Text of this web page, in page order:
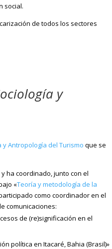
social.
de todos los sectores
y
y Antropología del Turismo que se
ha coordinado, junto con el
«Teoría y metodología de la
como coordinador en el
comunicaciones:
de (re)significación en el
política en Itacaré, Bahia (Brasil)»